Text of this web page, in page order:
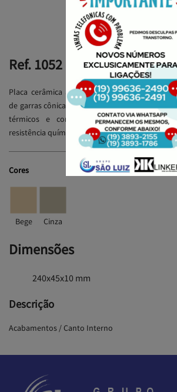
Solicite um Orçamento
Ref. 1052
Placa cerâmica antiácida extrudada,
de garras cônicas, baixíssima absorção de
térmicos e congelamento, altíssima
resistência química.
Cores
Bege Cinza
Dimensões
240x45x10 mm
Descrição
Acabamentos / Canto Interno